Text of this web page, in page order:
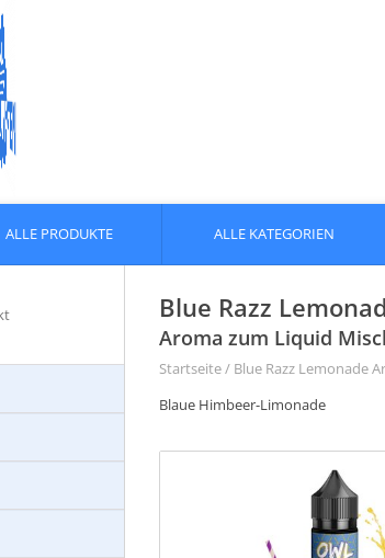
ALLE PRODUKTE ALLE KATEGORIEN
Blue Razz
Aroma zum Liquid
Startseite/ Blue Razz Lemonade
Blaue Himbeer-Limonade